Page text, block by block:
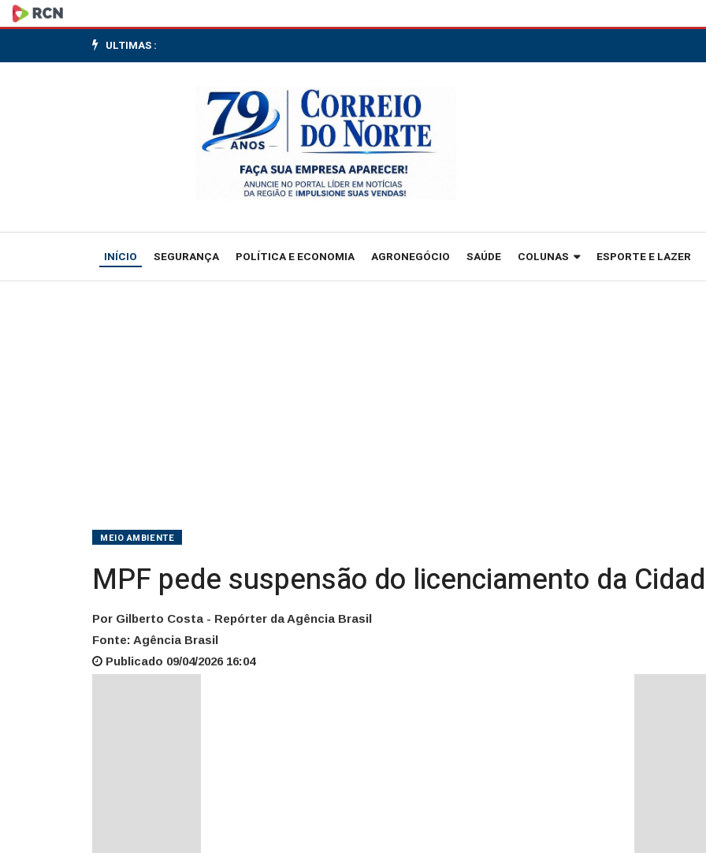
MPF
pede
Cidade
ULTIMAS :
INÍCIO SEGURANÇA POLÍTICA E ECONOMIA AGRONEGÓCIO SAÚDE COLUNAS ESPORTE E LAZER
MEIO AMBIENTE
MPF pede suspensão do licenciamento da
Por Gilberto Costa - Repórter da Agência Brasil
Fonte: Agência Brasil
Publicado 09/04/2026 16:04